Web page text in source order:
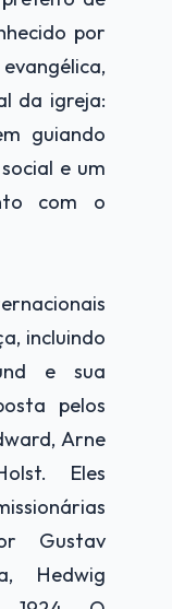
por
da igreja:
guiando
e um
com o
incluindo
e sua
pelos
Arne
Eles
Gustav
Hedwig